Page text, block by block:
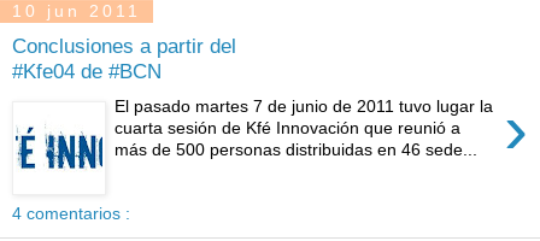
10 jun 2011
Conclusiones a partir del
#Kfe04 de #BCN
›
El pasado martes 7 de junio de 2011 tuvo lugar la
cuarta sesión de Kfé Innovación que reunió a
más de 500 personas distribuidas en 46 sede...
4 comentarios :